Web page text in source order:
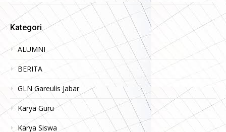
Kategori
ALUMNI
BERITA
GLN Gareulis Jabar
Karya Guru
Karya Siswa